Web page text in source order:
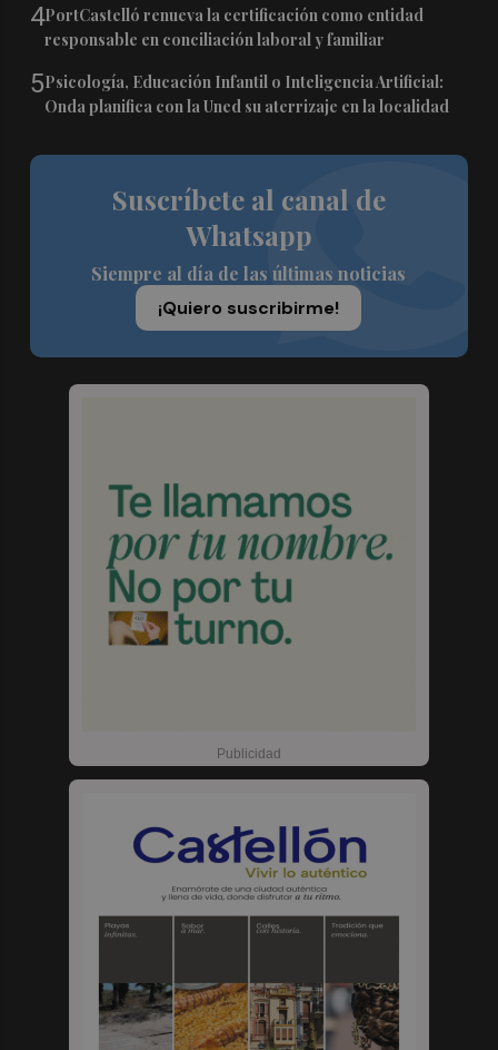
4PortCastelló renueva la certificación como entidad
responsable en conciliación laboral y familiar
5Psicología, Educación Infantil o Inteligencia Artificial:
Onda planifica con la Uned su aterrizaje en la localidad
Suscríbete al canal de
Whatsapp
Siempre al día de las últimas noticias
¡Quiero suscribirme!